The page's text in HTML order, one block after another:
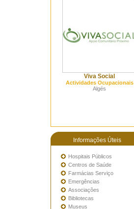
Viva Social
Actividades Ocupacionais
Algés
Informações Úteis
Hospitais Públicos
Centros de Saúde
Farmácias Serviço
Emergências
Associações
Bibliotecas
Museus